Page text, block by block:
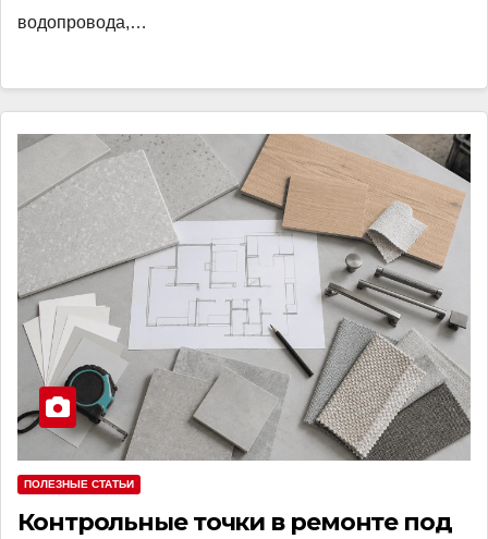
водопровода,…
ПОЛЕЗНЫЕ СТАТЬИ
Контрольные точки в ремонте под